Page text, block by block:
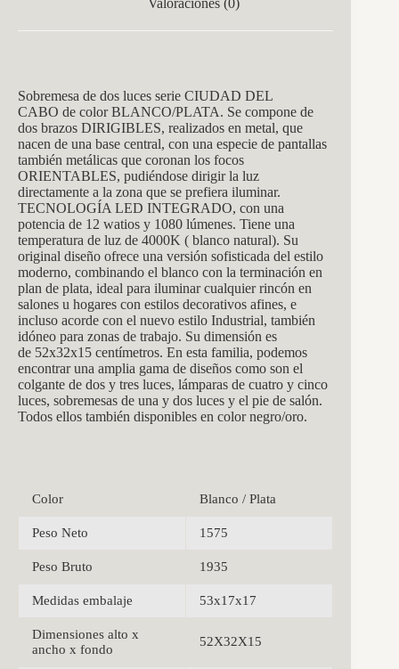
Sobremesa de dos luces serie CIUDAD DEL
CABO de color BLANCO/PLATA. Se compone de
dos brazos DIRIGIBLES, realizados en metal, que
nacen de una base central, con una especie de pantallas
también metálicas que coronan los focos
ORIENTABLES, pudiéndose dirigir la luz
directamente a la zona que se prefiera iluminar.
TECNOLOGÍA LED INTEGRADO, con una
potencia de 12 watios y 1080 lúmenes. Tiene una
temperatura de luz de 4000K ( blanco natural). Su
original diseño ofrece una versión sofisticada del estilo
moderno, combinando el blanco con la terminación en
plan de plata, ideal para iluminar cualquier rincón en
salones u hogares con estilos decorativos afines, e
incluso acorde con el nuevo estilo Industrial, también
idóneo para zonas de trabajo. Su dimensión es
de 52x32x15 centímetros. En esta familia, podemos
encontrar una amplia gama de diseños como son el
colgante de dos y tres luces, lámparas de cuatro y cinco
luces, sobremesas de una y dos luces y el pie de salón.
Todos ellos también disponibles en color negro/oro.
Color Blanco / Plata
Peso Neto 1575
Peso Bruto 1935
Medidas embalaje 53x17x17
Dimensiones alto x
ancho x fondo
52X32X15